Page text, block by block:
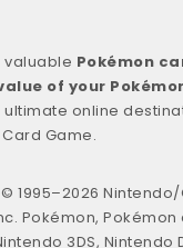
valuable Pokémon
of your
ultimate online
Game.
1995–2026
Pokémon,
3DS, Nintendo